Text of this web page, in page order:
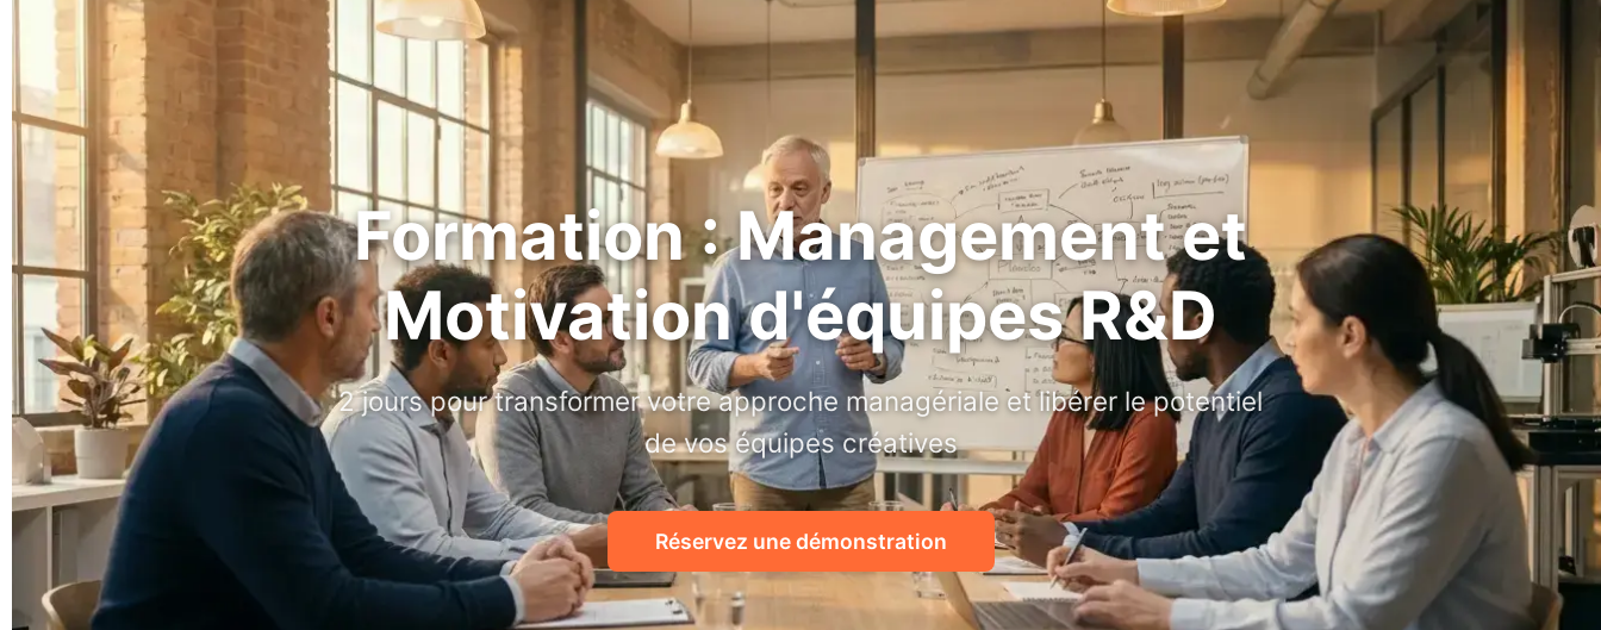
Formation : Management et
Motivation d'équipes R&D
2 jours pour transformer votre approche managériale et libérer le potentiel
de vos équipes créatives
Réservez une démonstration